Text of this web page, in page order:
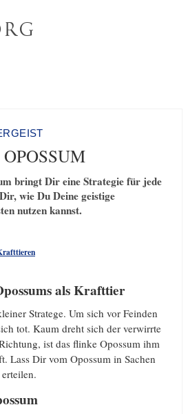
bringt Dir eine Strategie für jede
wie Du Deine geistige
nutzen kannst.
als Krafttier
Stratege. Um sich vor Feinden
tot. Kaum dreht sich der verwirrte
ist das flinke Opossum ihm
Lass Dir vom Opossum in Sachen